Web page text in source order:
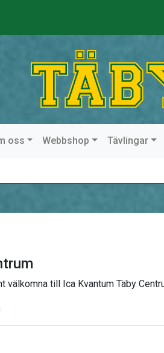
oss Webbshop Tävlingar
välkomna till Ica Kvantum Täby